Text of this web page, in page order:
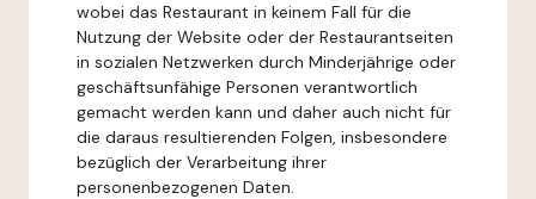
wobei das Restaurant in keinem Fall für die
Nutzung der Website oder der Restaurantseiten
in sozialen Netzwerken durch Minderjährige oder
geschäftsunfähige Personen verantwortlich
gemacht werden kann und daher auch nicht für
die daraus resultierenden Folgen, insbesondere
bezüglich der Verarbeitung ihrer
personenbezogenen Daten.